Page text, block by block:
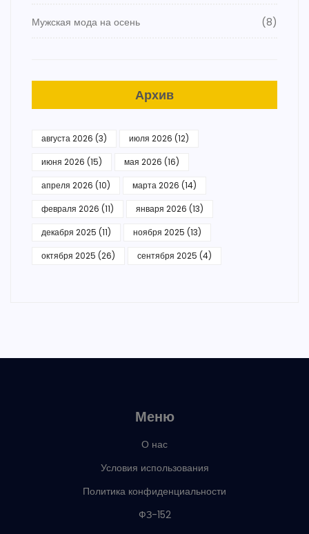
Мужская мода на осень (8)
Архив
августа 2026 (3) июля 2026 (12)
июня 2026 (15) мая 2026 (16)
апреля 2026 (10) марта 2026 (14)
февраля 2026 (11) января 2026 (13)
декабря 2025 (11) ноября 2025 (13)
октября 2025 (26) сентября 2025 (4)
Меню
О нас
Условия использования
Политика конфиденциальности
ФЗ-152